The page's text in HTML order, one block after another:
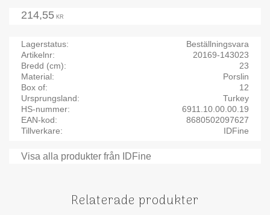
214,55 KR
Lagerstatus
Beställningsvara
Artikelnr
20169-143023
Bredd (cm)
23
Material
Porslin
Box of
12
Ursprungsland
Turkey
HS-nummer
6911.10.00.00.19
EAN-kod
8680502097627
Tillverkare
IDFine
Visa alla produkter från IDFine
Relaterade produkter